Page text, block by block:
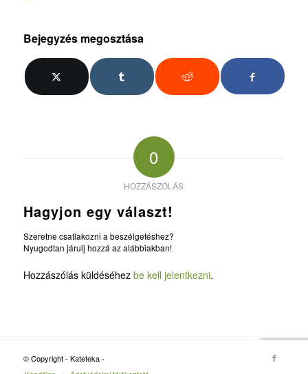
Bejegyzés megosztása
0
HOZZÁSZÓLÁS
Hagyjon egy választ!
Szeretne csatlakozni a beszélgetéshez?
Nyugodtan járulj hozzá az alábbiakban!
Hozzászólás küldéséhez be kell jelentkezni.
© Copyright - Kateteka -